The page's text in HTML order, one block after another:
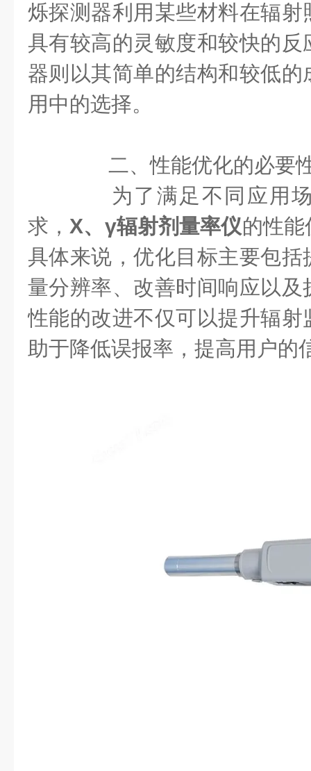
烁探测器利用某些材料在辐
具有较高的灵敏度和较快的
器则以其简单的结构和较低
用中的选择。
二、性能优化的必要
为了满足不同应用场
求， X、γ辐射剂量率仪的性
具体来说，优化目标主要包
量分辨率、改善时间响应以
性能的改进不仅可以提升辐
助于降低误报率，提高用户的